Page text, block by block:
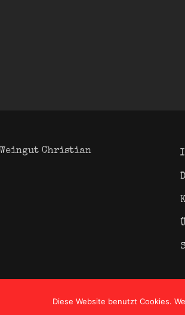
Weingut Christian
Diese Website benutzt Cookies.